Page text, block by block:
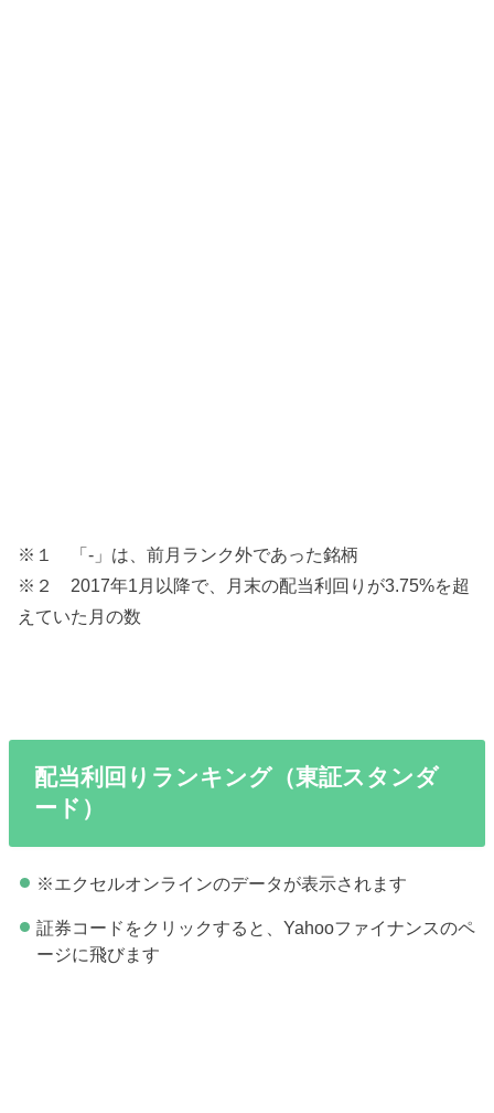
※１ 「-」は、前月ランク外であった銘柄
※２ 2017年1月以降で、月末の配当利回りが3.75%を超
えていた月の数
配当利回りランキング（東証スタンダ
ード）
※エクセルオンラインのデータが表示されます
証券コードをクリックすると、Yahooファイナンスのペ
ージに飛びます